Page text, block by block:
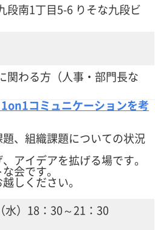
段南1丁目5-6 りそな九段ビ
関わる方（人事・部門長な
コミュニケーションを考
、組織課題についての状況
アイデアを拡げる場です。
会です。
しください。
水）18：30～21：30